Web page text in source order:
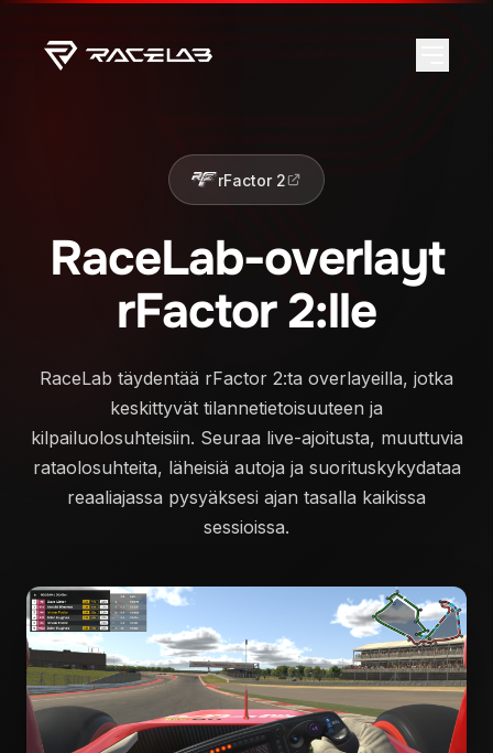
rFactor 2
RaceLab-overlayt
rFactor 2:lle
RaceLab täydentää rFactor 2:ta overlayeilla, jotka
keskittyvät tilannetietoisuuteen ja
kilpailuolosuhteisiin. Seuraa live-ajoitusta, muuttuvia
rataolosuhteita, läheisiä autoja ja suorituskykydataa
reaaliajassa pysyäksesi ajan tasalla kaikissa
sessioissa.